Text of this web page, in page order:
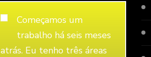
Começamos um
trabalho há seis meses
atrás. Eu tenho três áreas